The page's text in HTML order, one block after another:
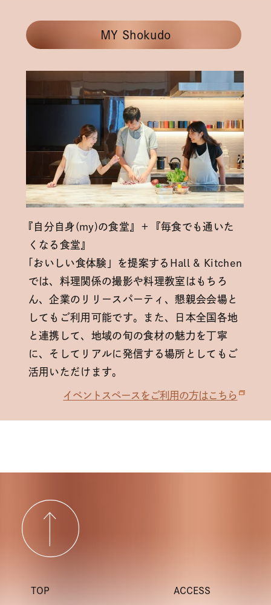
MY Shokudo
自分自身(my)の食堂』＋『毎食でも通いた
くなる食堂』
おいしい食体験」を提案するHall & Kitchen
では、料理関係の撮影や料理教室はもちろ
ん、企業のリリースパーティ、懇親会会場と
してもご利用可能です。また、日本全国各地
と連携して、地域の旬の食材の魅力を丁寧
に、そしてリアルに発信する場所としてもご
活用いただけます。
イベントスペースをご利用の方はこちら
TOP ACCESS